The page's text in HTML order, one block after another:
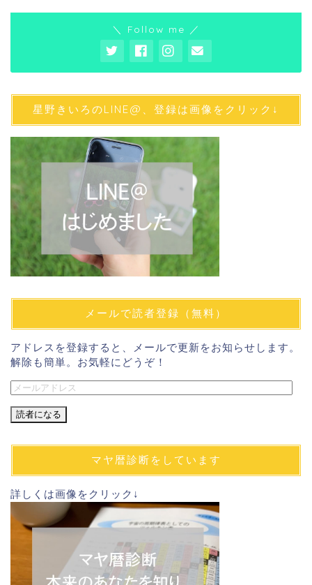
＼ Follow me ／
星野きいろのLINE@、登録は画像をクリック↓
メールで読者登録（無料）
アドレスを登録すると、メールで更新をお知らせします。
解除も簡単。お気軽にどうぞ！
メ
ル
ド
ス
マヤ暦診断をしています
詳しくは画像をクリック↓